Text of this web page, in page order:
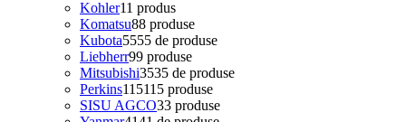
Kohler11 produs
Komatsu88 produse
Kubota5555 de produse
Liebherr99 produse
Mitsubishi3535 de produse
Perkins115115 produse
SISU AGCO33 produse